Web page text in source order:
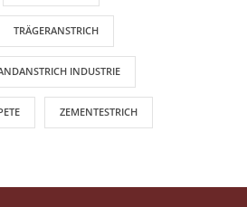
TRÄGERANSTRICH
INDUSTRIE
ZEMENTESTRICH